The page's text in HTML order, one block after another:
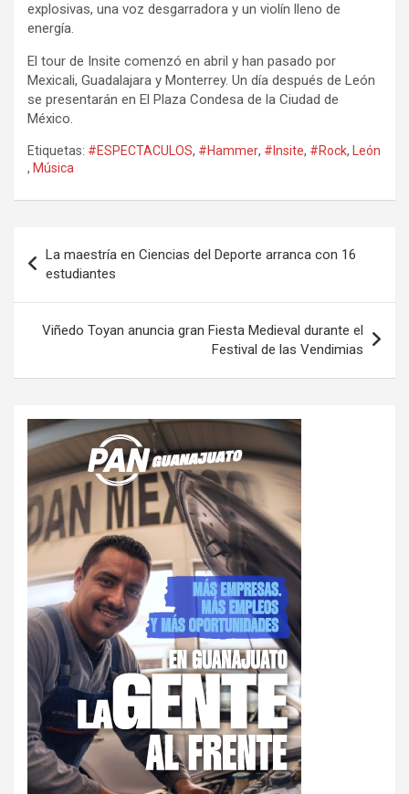
explosivas, una voz desgarradora y un violín lleno de
energía.
El tour de Insite comenzó en abril y han pasado por
Mexicali, Guadalajara y Monterrey. Un día después de León
se presentarán en El Plaza Condesa de la Ciudad de
México.
Etiquetas: #ESPECTACULOS, #Hammer, #Insite, #Rock, León
, Música
de
entradas
La maestría en Ciencias del Deporte arranca con 16
estudiantes
Viñedo Toyan anuncia gran Fiesta Medieval durante el
Festival de las Vendimias